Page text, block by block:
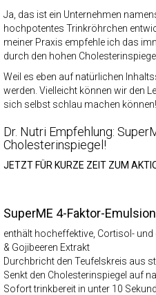
Ja, das ist ein Unternehmen
hochpotentes Trinkröhrchen
meiner Praxis empfehle ich das
durch den hohen
Weil es eben auf natürlichen
werden. Vielleicht können wir den
sich selbst schlau machen können!
Dr. Nutri Empfehlung:
Cholesterinspiegel!
JETZT FÜR KURZE ZEIT ZUM
SuperME 4-Faktor-
enthält hocheffektive, Cortisol-
& Gojibeeren Extrakt
Durchbricht den Teufelskreis aus
Senkt den Cholesterinspiegel auf
Sofort trinkbereit in unter 10